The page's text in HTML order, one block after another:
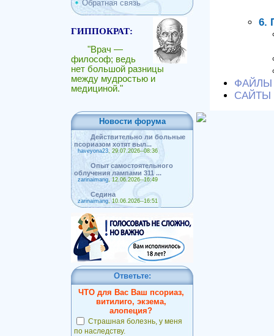
Обратная связь
ГИППОКРАТ:
"Врач —
философ; ведь
нет большой разницы
между мудростью и
медициной."
Новости форума
Действительно ли больные
псориазом хотят выл...
haveyona23 , 29.07.2026--08:36
Опыт самостоятельного
облучения лампами 311 ...
zarinaimang , 12.06.2026--16:49
Седина
zarinaimang, 10.06.2026--16:51
Ответьте:
ЧТО для Вас Ваш псориаз,
витилиго, экзема,
алопеция?
Страшная болезнь, у меня
по наследству.
6.
ФАЙЛЫ
САЙТЫ